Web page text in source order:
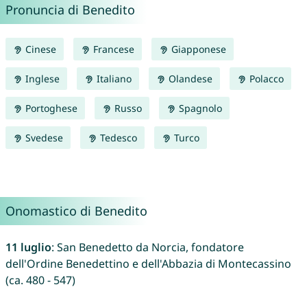
Pronuncia di Benedito
Cinese Francese Giapponese
Inglese Italiano Olandese Polacco
Portoghese Russo Spagnolo
Svedese Tedesco Turco
Onomastico di Benedito
11 luglio: San Benedetto da Norcia, fondatore
dell'Ordine Benedettino e dell'Abbazia di Montecassino
(ca. 480 - 547)